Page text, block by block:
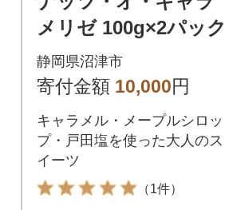
メリゼ 100g×2パック
静岡県沼津市
寄付金額 10,000円
キャラメル・メープルシロッ
プ・戸田塩を使った大人のス
イーツ
（1件）